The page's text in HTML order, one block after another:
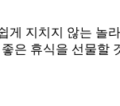
지치지 않는
은 휴식을 선물